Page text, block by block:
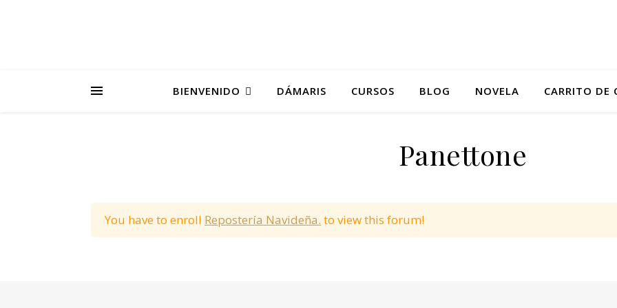
BIENVENIDO DÁMARIS CURSOS BLOG NOVELA CARRITO DE
Panettone
You have to enroll Repostería Navideña. to view this forum!